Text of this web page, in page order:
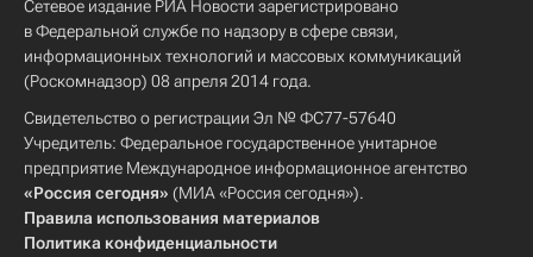
Сетевое издание РИА Новости зарегистрировано
в Федеральной службе по надзору в сфере связи,
информационных технологий и массовых коммуникаций
(Роскомнадзор) 08 апреля 2014 года.
Свидетельство о регистрации Эл № ФС77-57640
Учредитель: Федеральное государственное унитарное
предприятие Международное информационное агентство
«Россия сегодня» (МИА «Россия сегодня»).
Правила использования материалов
Политика конфиденциальности